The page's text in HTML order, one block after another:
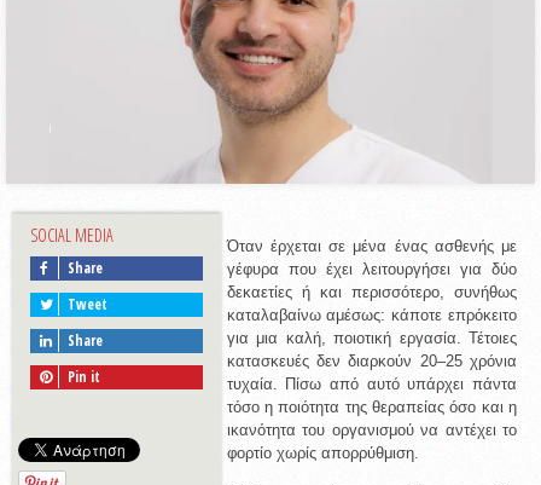
SOCIAL MEDIA
Share
Tweet
Share
Pin it
Όταν έρχεται σε μένα ένας ασθενής με
γέφυρα που έχει λειτουργήσει για δύο
δεκαετίες ή και περισσότερο, συνήθως
καταλαβαίνω αμέσως: κάποτε επρόκειτο
για μια καλή, ποιοτική εργασία. Τέτοιες
κατασκευές δεν διαρκούν 20–25 χρόνια
τυχαία. Πίσω από αυτό υπάρχει πάντα
τόσο η ποιότητα της θεραπείας όσο και η
ικανότητα του οργανισμού να αντέχει το
φορτίο χωρίς απορρύθμιση.